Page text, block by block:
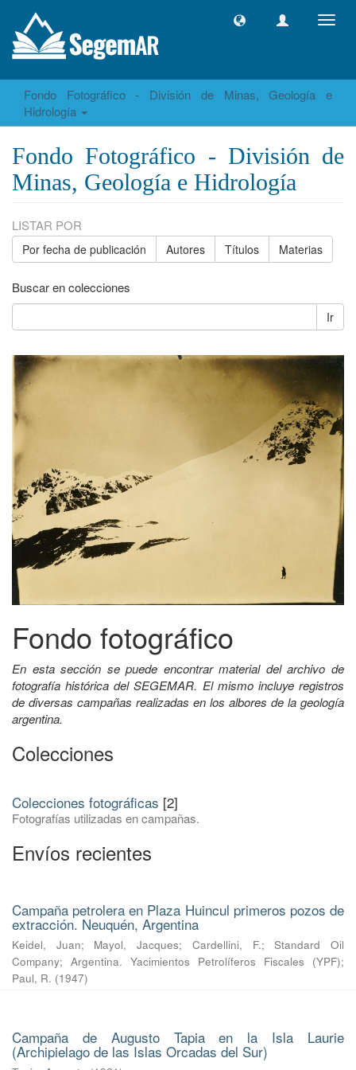
Fondo Fotográfico - División de Minas, Geología e
Hidrología
Fondo Fotográfico - División de
Minas, Geología e Hidrología
LISTAR POR
Por fecha de publicación Autores Títulos Materias
Buscar en colecciones
Ir
Fondo fotográfico
En esta sección se puede encontrar material del archivo de
fotografía histórica del SEGEMAR. El mismo incluye registros
de diversas campañas realizadas en los albores de la geología
argentina.
Colecciones
Colecciones fotográficas [2]
Fotografías utilizadas en campañas.
Envíos recientes
Campaña petrolera en Plaza Huincul primeros pozos de
extracción. Neuquén, Argentina
Keidel, Juan; Mayol, Jacques; Cardellini, F.;Standard Oil
Company; Argentina. Yacimientos Petrolíferos Fiscales (YPF);
Paul, R. (1947)
Campaña de Augusto Tapia en la Isla Laurie
(Archipielago de las Islas Orcadas del Sur)